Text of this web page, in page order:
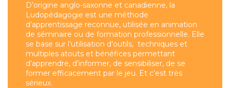
D’origine anglo-saxonne et canadienne, la
Ludopédagogie est une méthode
d’apprentissage reconnue, utilisée en animation
de séminaire ou de formation professionnelle. Elle
se base sur l’utilisation d’outils, techniques et
multiples atouts et bénéfices permettant
d’apprendre, d’informer, de sensibiliser, de se
former efficacement par le jeu. Et c’est très
sérieux.